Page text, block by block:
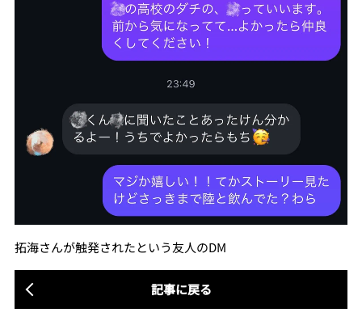
拓海さんが触発されたという友人のDM
記事に戻る